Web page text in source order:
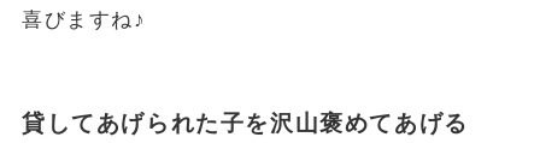
喜びますね♪
貸してあげられた子を沢山褒めてあげる